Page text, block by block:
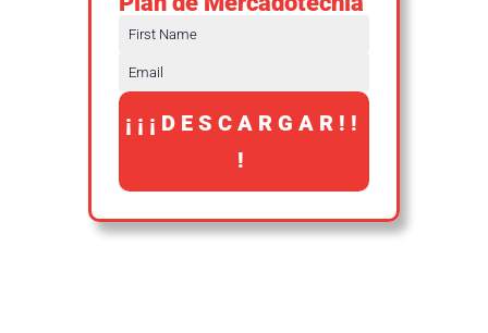
¡¡¡DESCARGAR!!
!